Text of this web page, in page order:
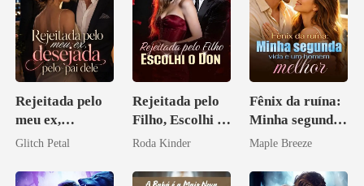
Rejeitada pelo
meu ex,
desejada pelo
Glitch Petal
Rejeitada pelo
Filho, Escolhi o
Don
Roda Kinder
Fênix da ruína:
Minha segunda
vida e um
Maple Breeze